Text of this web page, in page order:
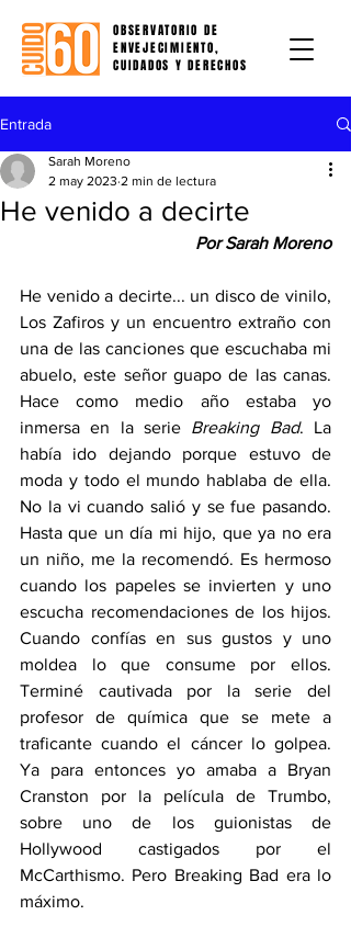
OBSERVATORIO DE
ENVEJECIMIENTO,
CUIDADOS Y DERECHOS
Entrada
He venido a decirte
Sarah Moreno
2 may 2023 2 min de lectura
Por Sarah Moreno
He venido a decirte... un disco de vinilo,
Los Zafiros y un encuentro extraño con
una de las canciones que escuchaba mi
abuelo, este señor guapo de las canas.
Hace como medio año estaba yo
inmersa en la serie Breaking Bad. La
había ido dejando porque estuvo de
moda y todo el mundo hablaba de ella.
No la vi cuando salió y se fue pasando.
Hasta que un día mi hijo, que ya no era
un niño, me la recomendó. Es hermoso
cuando los papeles se invierten y uno
escucha recomendaciones de los hijos.
Cuando confías en sus gustos y uno
moldea lo que consume por ellos.
Terminé cautivada por la serie del
profesor de química que se mete a
traficante cuando el cáncer lo golpea.
Ya para entonces yo amaba a Bryan
Cranston por la película de Trumbo,
sobre uno de los guionistas de
Hollywood castigados por el
McCarthismo. Pero Breaking Bad era lo
máximo.